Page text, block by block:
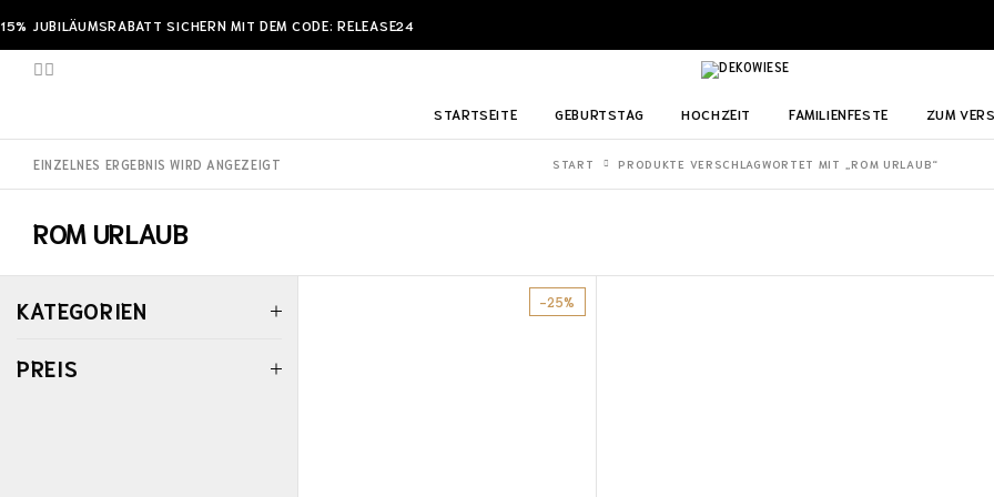
15% JUBILÄUMSRABATT SICHERN MIT DEM CODE: RELEASE24
STARTSEITE GEBURTSTAG HOCHZEIT FAMILIENFESTE ZUM
EINZELNES ERGEBNIS WIRD ANGEZEIGT START PRODUKTE VERSCHLAGWORTET MIT „ROM URLAUB“
ROM URLAUB
KATEGORIEN
PREIS
-25%